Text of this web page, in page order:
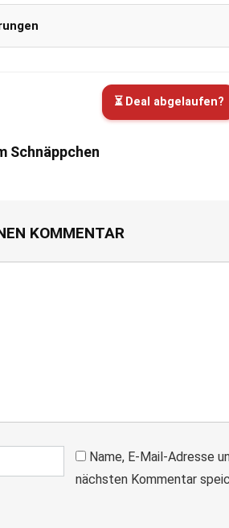
⏳ Deal abgelaufen?
Schnäppchen
KOMMENTAR
Name, E-Mail-Adresse
nächsten Kommentar